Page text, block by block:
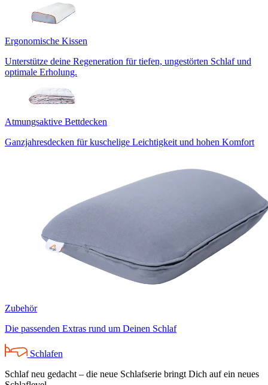
Ergonomische Kissen
Unterstütze deine Regeneration für tiefen, ungestörten Schlaf und
optimale Erholung.
Atmungsaktive Bettdecken
Ganzjahresdecken für kuschelige Leichtigkeit und hohen Komfort
Zubehör
Die passenden Extras rund um Deinen Schlaf
Schlafen
Schlaf neu gedacht – die neue Schlafserie bringt Dich auf ein neues